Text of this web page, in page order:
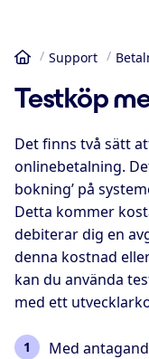
HemSupport
Testköp
Det finns två sätt
onlinebetalning.
bokning’ på
Detta kommer
debiterar dig en
denna kostnad
kan du använda
med ett
Med